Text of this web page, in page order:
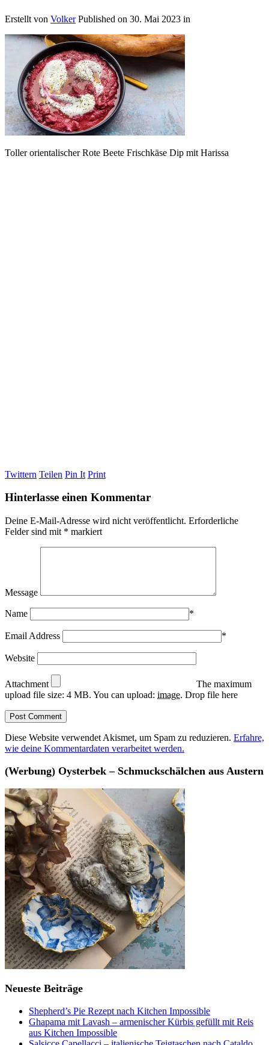
Erstellt von Volker Published on 30. Mai 2023 in
Toller orientalischer Rote Beete Frischkäse Dip mit Harissa
Twittern Teilen Pin It Print
Hinterlasse einen Kommentar
Deine E-Mail-Adresse wird nicht veröffentlicht. Erforderliche
Felder sind mit * markiert
Message
Name *
Email Address *
Website
Attachment
The maximum
upload file size: 4 MB. You can upload: image. Drop file here
Diese Website verwendet Akismet, um Spam zu reduzieren. Erfahre,
wie deine Kommentardaten verarbeitet werden.
(Werbung) Oysterbek – Schmuckschälchen aus Austern
Neueste Beiträge
Shepherd’s Pie Rezept nach Kitchen Impossible
Ghapama mit Lavash – armenischer Kürbis gefüllt mit Reis
aus Kitchen Impossible